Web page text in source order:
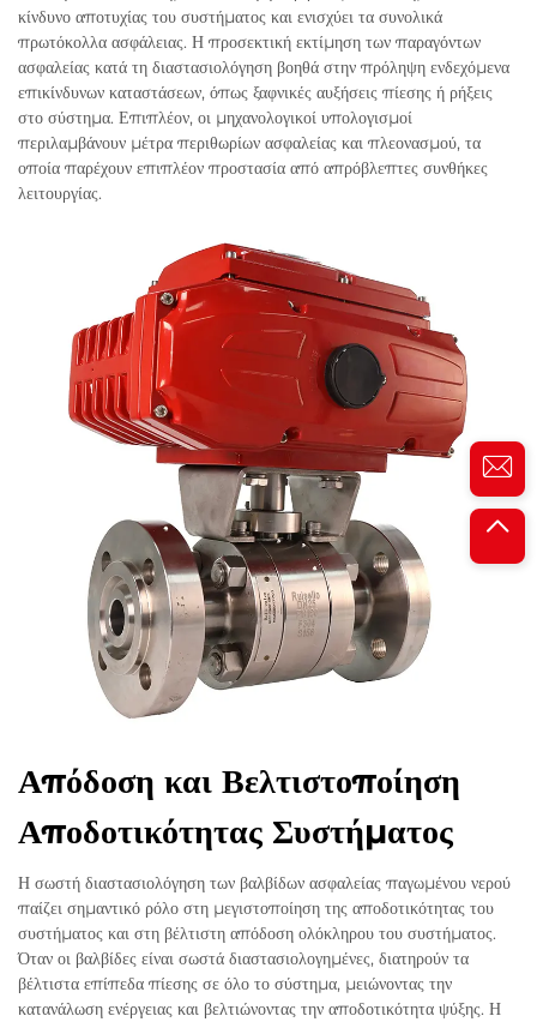
κίνδυνο αποτυχίας του συστήματος και ενισχύει τα συνολικά
πρωτόκολλα ασφάλειας. Η προσεκτική εκτίμηση των παραγόντων
ασφαλείας κατά τη διαστασιολόγηση βοηθά στην πρόληψη ενδεχόμενα
επικίνδυνων καταστάσεων, όπως ξαφνικές αυξήσεις πίεσης ή ρήξεις
στο σύστημα. Επιπλέον, οι μηχανολογικοί υπολογισμοί
περιλαμβάνουν μέτρα περιθωρίων ασφαλείας και πλεονασμού, τα
οποία παρέχουν επιπλέον προστασία από απρόβλεπτες συνθήκες
λειτουργίας.
Απόδοση και Βελτιστοποίηση
Αποδοτικότητας Συστήματος
Η σωστή διαστασιολόγηση των βαλβίδων ασφαλείας παγωμένου νερού
παίζει σημαντικό ρόλο στη μεγιστοποίηση της αποδοτικότητας του
συστήματος και στη βέλτιστη απόδοση ολόκληρου του συστήματος.
Όταν οι βαλβίδες είναι σωστά διαστασιολογημένες, διατηρούν τα
βέλτιστα επίπεδα πίεσης σε όλο το σύστημα, μειώνοντας την
κατανάλωση ενέργειας και βελτιώνοντας την αποδοτικότητα ψύξης. Η